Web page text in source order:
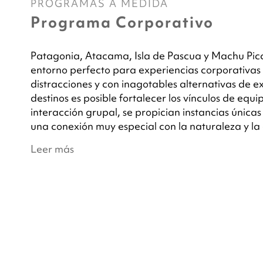
PROGRAMAS A MEDIDA
Programa Corporativo
Patagonia, Atacama, Isla de Pascua y Machu
entorno perfecto para experiencias
distracciones y con inagotables alternativas de
destinos es posible fortalecer los vínculos de
interacción grupal, se propician instancias
una conexión muy especial con la naturaleza y
Leer más